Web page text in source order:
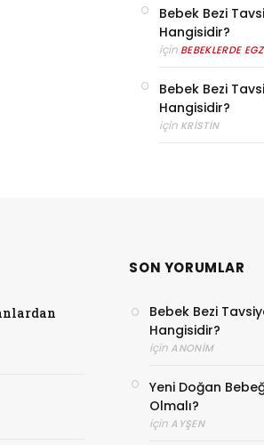
Bebek Bezi
Hangisidir?
için BEBEKLERDE
Bebek Bezi
Hangisidir?
için KRISTIN
SON YORUMLAR
Bebek Bezi
Hangisidir?
için ANONIM
Yeni Doğan
Olmalı?
için AYŞEN